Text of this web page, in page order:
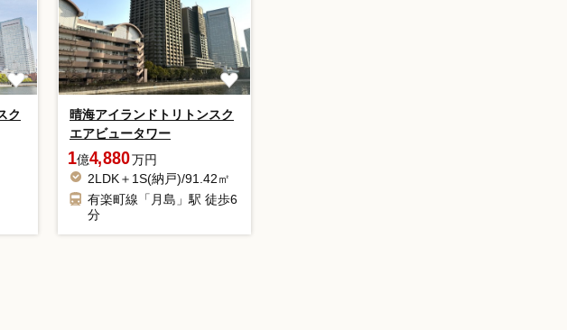
ク
晴海アイランドトリトンスク
エアビュータワー
1億4,880万円
2LDK＋1S(納戸)/91.42㎡
有楽町線「月島」駅 徒歩6
分